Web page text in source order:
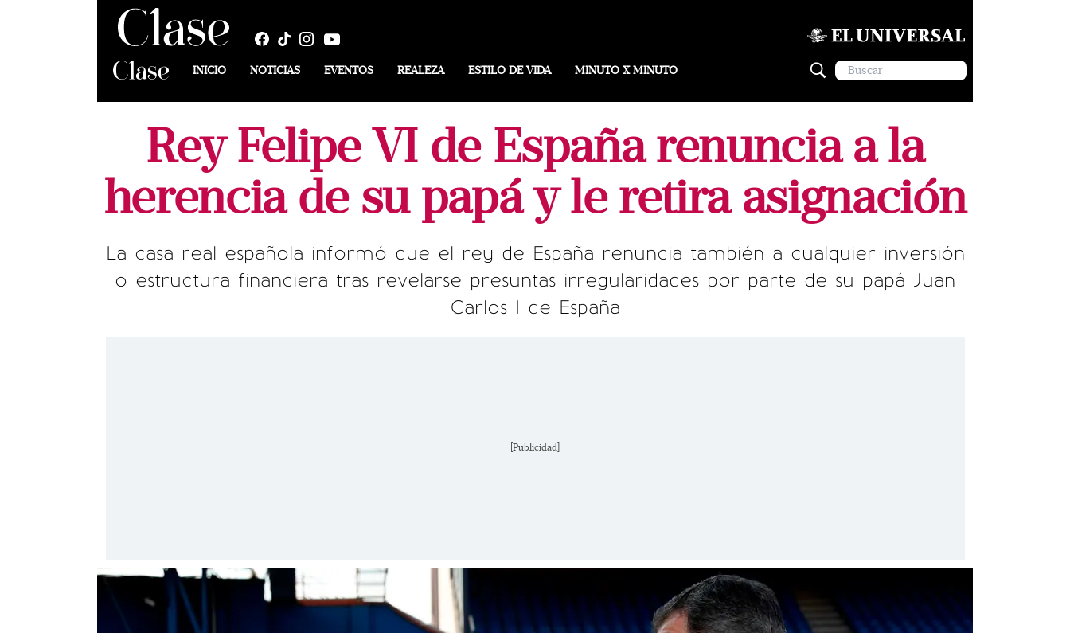
INICIO NOTICIAS EVENTOS REALEZA ESTILO DE VIDA MINUTO X MINUTO
Rey Felipe VI de España renuncia a la
herencia de su papá y le retira asignación
La casa real española informó que el rey de España renuncia también a cualquier inversión
o estructura financiera tras revelarse presuntas irregularidades por parte de su papá Juan
Carlos I de España
[Publicidad]